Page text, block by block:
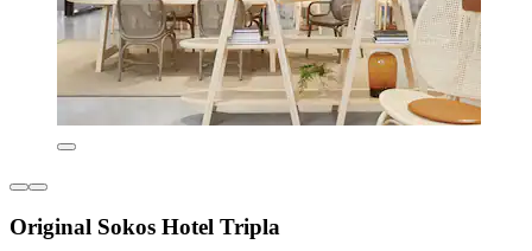
Original Sokos Hotel Tripla